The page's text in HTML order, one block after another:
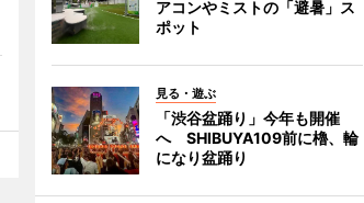
アコンやミストの「避暑」ス
ポット
見る・遊ぶ
「渋谷盆踊り」今年も開催
へ SHIBUYA109前に櫓、輪
になり盆踊り